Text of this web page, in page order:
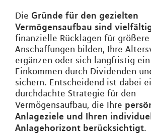
Die Gründe für den gezielten
Vermögensaufbau sind
finanzielle Rücklagen für größere
Anschaffungen bilden, Ihre
ergänzen oder sich langfristig
Einkommen durch Dividenden
sichern. Entscheidend ist dabei
durchdachte Strategie für den
Vermögensaufbau, die Ihre
Anlageziele und Ihren
Anlagehorizont berücksichtigt.